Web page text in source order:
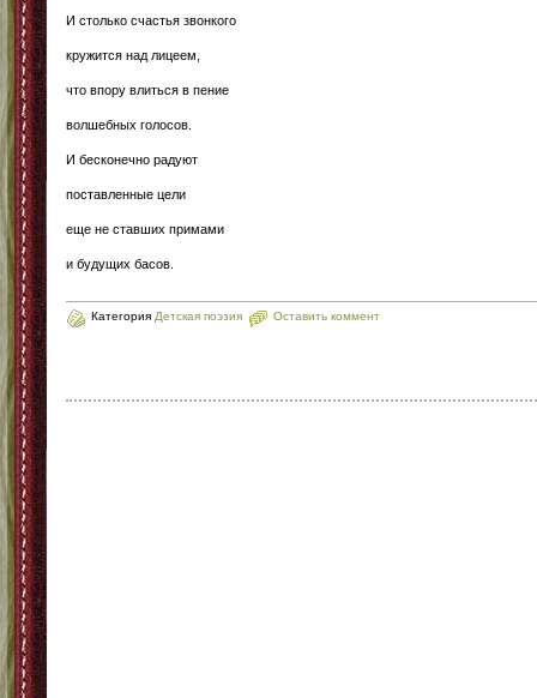
И столько счастья звонкого
кружится над лицеем,
что впору влиться в пение
волшебных голосов.
И бесконечно радуют
поставленные цели
еще не ставших примами
и будущих басов.
Категория Детская поэзия Оставить коммент